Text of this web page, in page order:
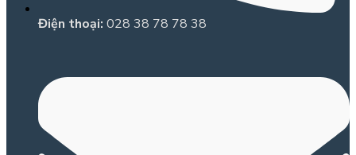
Điện thoại: 028 38 78 78 38